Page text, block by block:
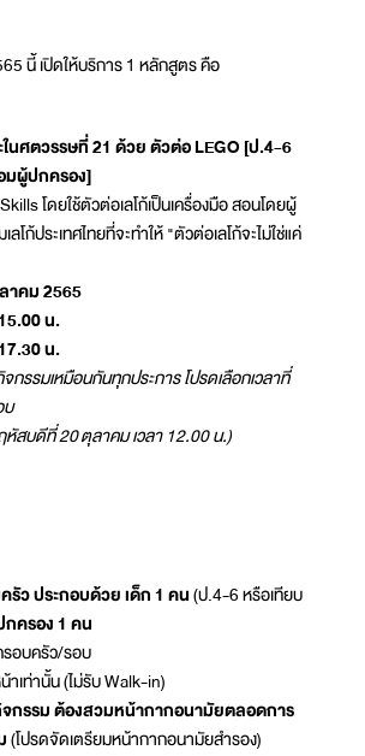
นี้ เปิดให้บริการ 1 หลักสูตร คือ
นศตวรรษที่ 21 ด้วย ตัวต่อ LEGO [ป.4-6
มผู้ปกครอง]
โดยใช้ตัวต่อเลโก้เป็นเครื่องมือ สอนโดยผู้
โก้ประเทศไทยที่จะทำให้ "ตัวต่อเลโก้จะไม่ใช่แค่
าคม 2565
น.
น.
กรรมเหมือนกันทุกประการ โปรดเลือกเวลาที่
สบดีที่ 20 ตุลาคม เวลา 12.00 น.)
รัว ประกอบด้วย เด็ก 1 คน(ป.4-6 หรือเทียบ
กครอง 1 คน
อบครัว/รอบ
าเท่านั้น (ไม่รับ Walk-in)
จกรรม ต้องสวมหน้ากากอนามัยตลอดการ
(โปรดจัดเตรียมหน้ากากอนามัยสำรอง)